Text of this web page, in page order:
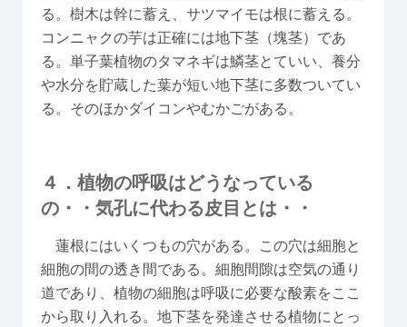
る。樹木は幹に蓄え、サツマイモは根に蓄える。
コンニャクの芋は正確には地下茎（塊茎）であ
る。単子葉植物のタマネギは鱗茎とていい、養分
や水分を貯蔵した葉が短い地下茎に多数ついてい
る。そのほかダイコンやむかごがある。
４．植物の呼吸はどうなっている
の・・気孔に代わる皮目とは・・
蓮根にはいくつもの穴がある。この穴は細胞と
細胞の間の透き間である。細胞間隙は空気の通り
道であり、植物の細胞は呼吸に必要な酸素をここ
から取り入れる。地下茎を発達させる植物にとっ